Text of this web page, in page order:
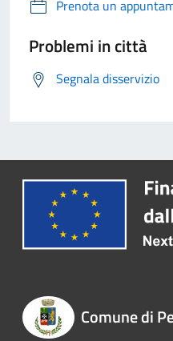
Prenota un
Problemi in città
Segnala disservizio
Comune di